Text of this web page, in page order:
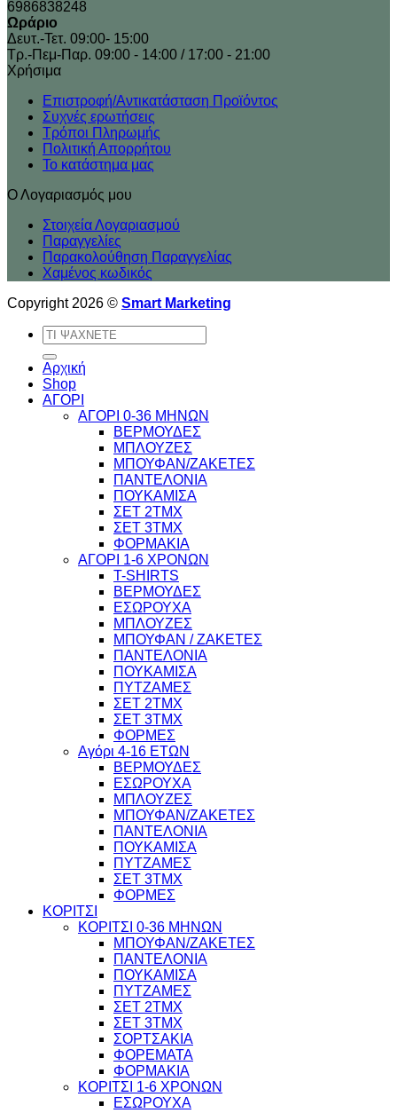
6986838248
Ωράριο
Δευτ.-Τετ. 09:00- 15:00
Τρ.-Πεμ-Παρ. 09:00 - 14:00 / 17:00 - 21:00
Xρήσιμα
Επιστροφή/Αντικατάσταση Προϊόντος
Συχνές ερωτήσεις
Τρόποι Πληρωμής
Πολιτική Απορρήτου
Το κατάστημα μας
Ο Λογαριασμός μου
Στοιχεία Λογαριασμού
Παραγγελίες
Παρακολούθηση Παραγγελίας
Χαμένος κωδικός
Copyright 2026 © Smart Marketing
Αναζήτηση
για:
Αρχική
Shop
ΑΓΟΡΙ
ΑΓΟΡΙ 0-36 ΜΗΝΩΝ
ΒΕΡΜΟΥΔΕΣ
ΜΠΛΟΥΖΕΣ
ΜΠΟΥΦΑΝ/ΖΑΚΕΤΕΣ
ΠΑΝΤΕΛΟΝΙΑ
ΠΟΥΚΑΜΙΣΑ
ΣΕΤ 2ΤΜΧ
ΣΕΤ 3ΤΜΧ
ΦΟΡΜΑΚΙΑ
ΑΓΟΡΙ 1-6 ΧΡΟΝΩΝ
T-SHIRTS
ΒΕΡΜΟΥΔΕΣ
ΕΣΩΡΟΥΧΑ
ΜΠΛΟΥΖΕΣ
ΜΠΟΥΦΑΝ / ΖΑΚΕΤΕΣ
ΠΑΝΤΕΛΟΝΙΑ
ΠΟΥΚΑΜΙΣΑ
ΠΥΤΖΑΜΕΣ
ΣΕΤ 2ΤΜΧ
ΣΕΤ 3ΤΜΧ
ΦΟΡΜΕΣ
Αγόρι 4-16 ΕΤΩΝ
ΒΕΡΜΟΥΔΕΣ
ΕΣΩΡΟΥΧΑ
ΜΠΛΟΥΖΕΣ
ΜΠΟΥΦΑΝ/ΖΑΚΕΤΕΣ
ΠΑΝΤΕΛΟΝΙΑ
ΠΟΥΚΑΜΙΣΑ
ΠΥΤΖΑΜΕΣ
ΣΕΤ 3ΤΜΧ
ΦΟΡΜΕΣ
ΚΟΡΙΤΣΙ
ΚΟΡΙΤΣΙ 0-36 ΜΗΝΩΝ
ΜΠΟΥΦΑΝ/ΖΑΚΕΤΕΣ
ΠΑΝΤΕΛΟΝΙΑ
ΠΟΥΚΑΜΙΣΑ
ΠΥΤΖΑΜΕΣ
ΣΕΤ 2ΤΜΧ
ΣΕΤ 3ΤΜΧ
ΣΟΡΤΣΑΚΙΑ
ΦΟΡΕΜΑΤΑ
ΦΟΡΜΑΚΙΑ
ΚΟΡΙΤΣΙ 1-6 ΧΡΟΝΩΝ
ΕΣΩΡΟΥΧΑ